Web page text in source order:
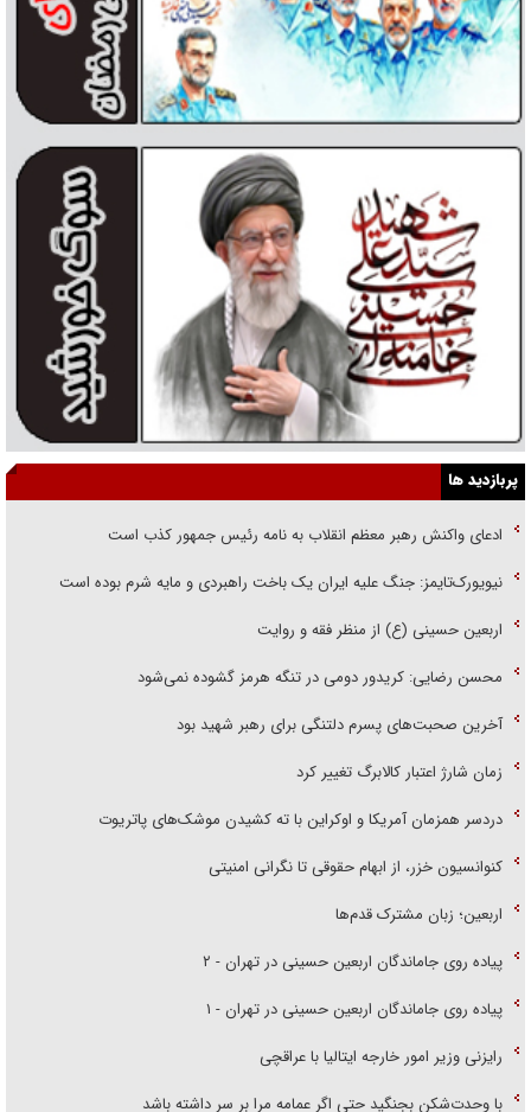
پربازدید ها
ادعای واکنش رهبر معظم انقلاب به نامه رئیس جمهور کذب است
نیویورک‌تایمز: جنگ علیه ایران یک باخت راهبردی و مایه شرم بوده است
اربعین حسینی (ع) از منظر فقه و روایت
محسن رضایی: کریدور دومی در تنگه هرمز گشوده نمی‌شود
آخرین صحبت‌های پسرم دلتنگی برای رهبر شهید بود
زمان شارژ اعتبار کالابرگ تغییر کرد
دردسر همزمان آمریکا و اوکراین با ته کشیدن موشک‌های پاتریوت
کنوانسیون خزر، از ابهام حقوقی تا نگرانی امنیتی
اربعین؛ زبان مشترک قدم‌ها
پیاده روی جاماندگان اربعین حسینی در تهران - ۲
پیاده روی جاماندگان اربعین حسینی در تهران - ۱
رایزنی وزیر امور خارجه ایتالیا با عراقچی
با وحدت‌شکن بجنگید حتی اگر عمامه مرا بر سر داشته باشد